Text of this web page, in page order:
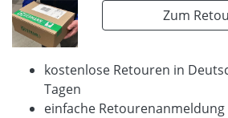
Zum
kostenlose Retouren in
Tagen
einfache Retourenanmeldung